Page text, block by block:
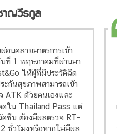
ญวีรกูล
อนคลายมาตรการเข้า
ที่ 1 พฤษภาคมที่ผ่านมา
ให้ผู้ที่มีประวัติฉีด
กันสุขภาพสามารถเข้า
ATK ด้วยตนเองและ
ดใน Thailand Pass แต่
คซีน ต้องมีผลตรวจ RT-
ชั่วโมงหรือหากไม่มีผล